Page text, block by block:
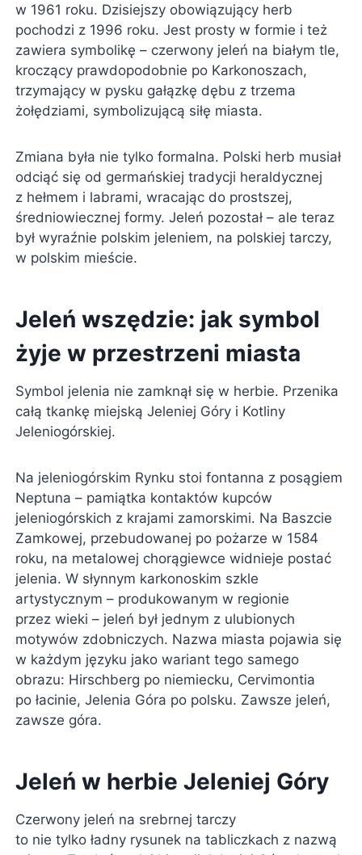
w 1961 roku. Dzisiejszy obowiązujący herb
pochodzi z 1996 roku. Jest prosty w formie i też
zawiera symbolikę – czerwony jeleń na białym tle,
kroczący prawdopodobnie po Karkonoszach,
trzymający w pysku gałązkę dębu z trzema
żołędziami, symbolizującą siłę miasta.
Zmiana była nie tylko formalna. Polski herb musiał
odciąć się od germańskiej tradycji heraldycznej
z hełmem i labrami, wracając do prostszej,
średniowiecznej formy. Jeleń pozostał – ale teraz
był wyraźnie polskim jeleniem, na polskiej tarczy,
w polskim mieście.
Jeleń wszędzie: jak symbol
żyje w przestrzeni miasta
Symbol jelenia nie zamknął się w herbie. Przenika
całą tkankę miejską Jeleniej Góry i Kotliny
Jeleniogórskiej.
Na jeleniogórskim Rynku stoi fontanna z posągiem
Neptuna – pamiątka kontaktów kupców
jeleniogórskich z krajami zamorskimi. Na Baszcie
Zamkowej, przebudowanej po pożarze w 1584
roku, na metalowej chorągiewce widnieje postać
jelenia. W słynnym karkonoskim szkle
artystycznym – produkowanym w regionie
przez wieki – jeleń był jednym z ulubionych
motywów zdobniczych. Nazwa miasta pojawia się
w każdym języku jako wariant tego samego
obrazu: Hirschberg po niemiecku, Cervimontia
po łacinie, Jelenia Góra po polsku. Zawsze jeleń,
zawsze góra.
Jeleń w herbie Jeleniej Góry
Czerwony jeleń na srebrnej tarczy
to nie tylko ładny rysunek na tabliczkach z nazwą